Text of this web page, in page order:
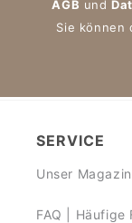
AGB und
Sie können
SERVICE
Unser
FAQ | Häufige